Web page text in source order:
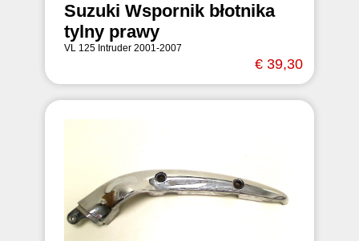
Suzuki Wspornik błotnika
tylny prawy
VL 125 Intruder 2001-2007
€ 39,30